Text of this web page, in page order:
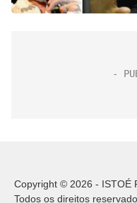
Copyright © 2026 - ISTOÉ
Todos os direitos